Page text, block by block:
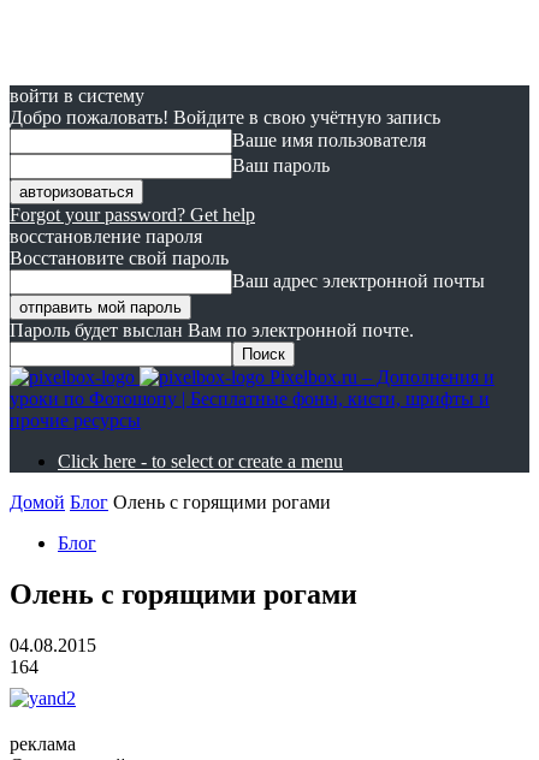
войти в систему
Добро пожаловать! Войдите в свою учётную запись
Ваше имя пользователя
Ваш пароль
Forgot your password? Get help
восстановление пароля
Восстановите свой пароль
Ваш адрес электронной почты
Пароль будет выслан Вам по электронной почте.
Pixelbox.ru – Дополнения и
уроки по Фотошопу | Бесплатные фоны, кисти, шрифты и
прочие ресурсы
Click here - to select or create a menu
Домой Блог Олень с горящими рогами
Блог
Олень с горящими рогами
04.08.2015
164
реклама